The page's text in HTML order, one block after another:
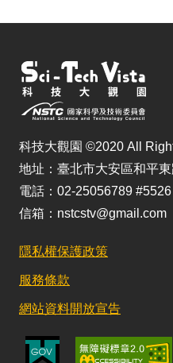
科技大觀園 ©2020 All
地址：臺北市大安區和平
電話：02-25056789 #5526
信箱：nstcstv@gmail.com
隱私權保護政策
服務條款
網站資料開放宣告